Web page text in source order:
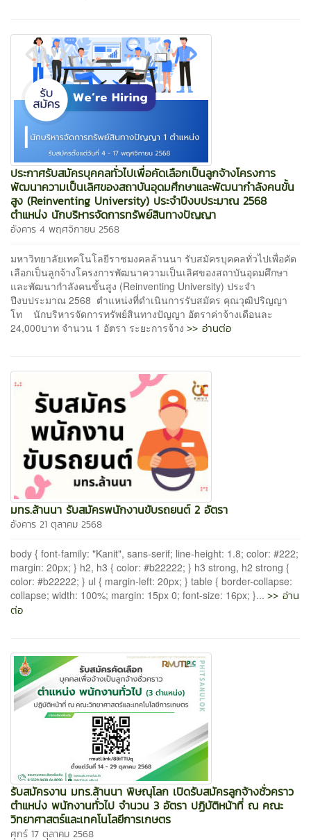
ประกาศรับสมัครบุคคลทั่วไปเพื่อคัดเลือกเป็นลูกจ้างโครงการ
พัฒนาความเป็นเลิศของสถาบันอุดมศึกษาและพัฒนากำลังคนขั้น
สูง (Reinventing University) ประจำปีงบประมาณ 2568
ตำแหน่ง นักบริหารจัดการทรัพย์สินทางปัญญา
อังคาร 4 พฤศจิกายน 2568
มหาวิทยาลัยเทคโนโลยีราชมงคลล้านนา รับสมัครบุคคลทั่วไปเพื่อคัด
เลือกเป็นลูกจ้างโครงการพัฒนาความเป็นเลิศของสถาบันอุดมศึกษา
และพัฒนากำลังคนขั้นสูง (Reinventing University) ประจำ
ปีงบประมาณ 2568 ตำแหน่งที่ดำเนินการรับสมัคร คุณวุฒิปริญญา
โท นักบริหารจัดการทรัพย์สินทางปัญญา อัตราค่าจ้างเดือนละ
24,000บาท จำนวน 1 อัตรา ระยะการจ้าง >> อ่านต่อ
มทร.ล้านนา รับสมัครพนักงานขับรถยนต์ 2 อัตรา
อังคาร 21 ตุลาคม 2568
body { font-family: "Kanit", sans-serif; line-height: 1.8; color: #222;
margin: 20px; } h2, h3 { color: #b22222; } h3 strong, h2 strong {
color: #b22222; } ul { margin-left: 20px; } table { border-collapse:
collapse; width: 100%; margin: 15px 0; font-size: 16px; }... >> อ่าน
ต่อ
รับสมัครงาน มทร.ล้านนา พิษณุโลก เปิดรับสมัครลูกจ้างชั่วคราว
ตำแหน่ง พนักงานทั่วไป จำนวน 3 อัตรา ปฏิบัติหน้าที่ ณ คณะ
วิทยาศาสตร์และเทคโนโลยีการเกษตร
ศุกร์ 17 ตุลาคม 2568